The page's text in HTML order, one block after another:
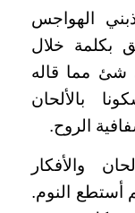
الهواجس
بكلمة خلال
شئ مما قاله
بالألحان
الروح.
والأفكار
أستطع النوم.